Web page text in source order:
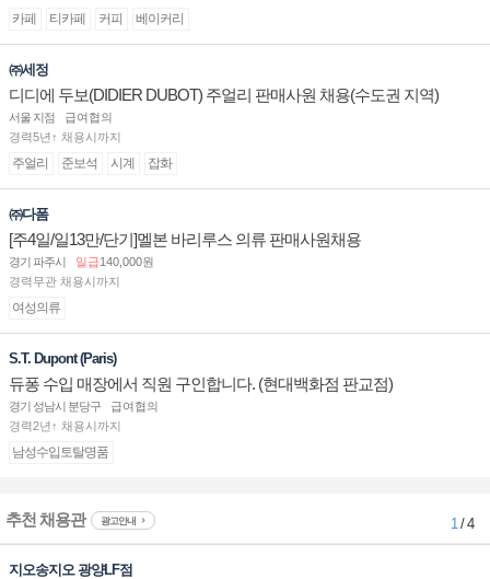
카페 티카페 커피 베이커리
㈜세정
디디에 두보(DIDIER DUBOT) 주얼리 판매사원 채용(수도권 지역)
서울 지점
급여협의
경력5년↑ 채용시까지
주얼리 준보석 시계 잡화
㈜다폼
[주4일/일13만/단기]멜본 바리루스 의류 판매사원채용
경기 파주시 일급140,000원
경력무관 채용시까지
여성의류
S.T. Dupont (Paris)
듀퐁 수입 매장에서 직원 구인합니다. (현대백화점 판교점)
경기 성남시 분당구
급여협의
경력2년↑ 채용시까지
남성수입토탈명품
추천 채용관 광고안내 1/ 4
지오송지오 광양LF점